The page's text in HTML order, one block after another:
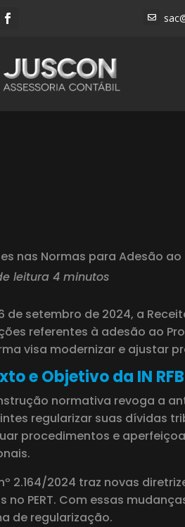
 
nas Normas para Adesão ao
leitura 4 minutos
de setembro de 2024, a
referentes à adesão ao
visa modernizar e ajustar
e Objetivo da IN
normativa revoga a
regularizar suas dívidas
procedimentos e
nº 2.164/2024 traz novas
no PERT. Com essas
de regularização.